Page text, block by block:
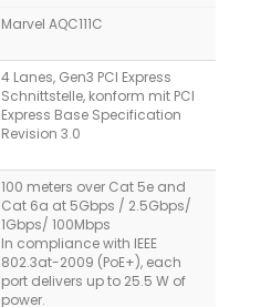
Marvel AQC111C
4 Lanes, Gen3 PCI Express
Schnittstelle, konform mit PCI
Express Base Specification
Revision 3.0
100 meters over Cat 5e and
Cat 6a at 5Gbps / 2.5Gbps/
1Gbps/ 100Mbps
In compliance with IEEE
802.3at-2009 (PoE+), each
port delivers up to 25.5 W of
power.